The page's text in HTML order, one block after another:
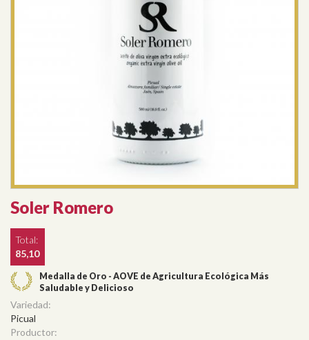
Soler Romero
Total:
85,10
Medalla de Oro - AOVE de Agricultura Ecológica Más
Saludable y Delicioso
Variedad:
Picual
Productor: